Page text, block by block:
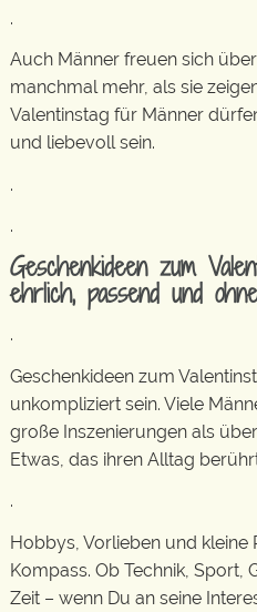
.
Auch Männer freuen sich
manchmal mehr, als sie
Valentinstag für Männer
und liebevoll sein.
.
.
Geschenkideen zum
ehrlich, passend und
.
Geschenkideen zum
unkompliziert sein. Viele
große Inszenierungen als
Etwas, das ihren Alltag
.
Hobbys, Vorlieben und kleine
Kompass. Ob Technik, Sport,
Zeit – wenn Du an seine